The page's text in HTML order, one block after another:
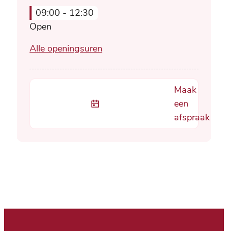
09:00 - 12:30
Open
Alle openingsuren
Maak
een
afspraak